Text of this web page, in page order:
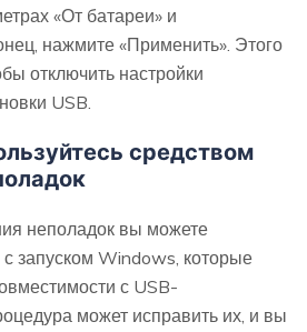
«От батареи» и
нажмите «Применить». Этого
отключить настройки
USB.
средством
неполадок вы можете
запуском Windows, которые
с USB-
может исправить их, и вы